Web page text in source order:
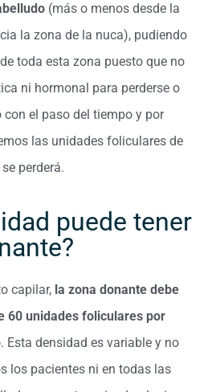
(más o menos desde la
la zona de la nuca), pudiendo
toda esta zona puesto que no
ni hormonal para perderse o
el paso del tiempo y por
las unidades foliculares de
perderá.
puede tener
capilar, la zona donante debe
60 unidades foliculares por
. Esta densidad es variable y no
los pacientes ni en todas las